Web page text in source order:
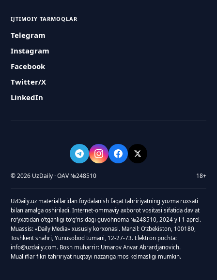
IJTIMOIY TARMOQLAR
Telegram
Instagram
Facebook
Twitter/X
LinkedIn
© 2026 UzDaily · OAV №248510 18+
UzDaily.uz materiallaridan foydalanish faqat tahririyatning yozma ruxsati
bilan amalga oshiriladi. Internet-ommaviy axborot vositasi sifatida davlat
roʻyxatidan oʻtganligi toʻgʻrisidagi guvohnoma №248510, 2024 yil 1 aprel.
Muassis: «Daily Media» xususiy korxonasi. Manzil: Oʻzbekiston, 100180,
Toshkent shahri, Yunusobod tumani, 12-27-73. Elektron pochta:
info@uzdaily.com. Bosh muharrir: Umarov Anvar Abrardjanovich.
Mualliflar fikri tahririyat nuqtayi nazariga mos kelmasligi mumkin.